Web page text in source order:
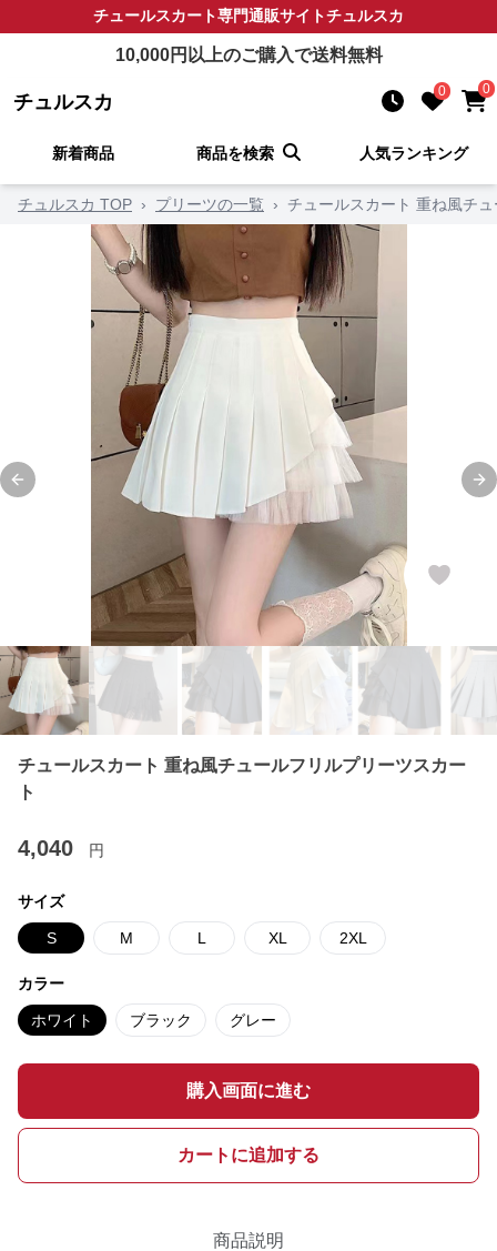
チュールスカート専門通販サイトチュルスカ
10,000円以上のご購入で送料無料
チュルスカ 0 0
新着商品 商品を検索 人気ランキング
チュルスカ TOP › プリーツの一覧 › チュールスカート 重ね風チ
Previous slide
チュールスカート 重ね風チュールフリルプリーツスカー
ト
4,040 円
サイズ
S M L XL 2XL
カラー
ホワイト ブラック グレー
購入画面に進む
カートに追加する
商品説明